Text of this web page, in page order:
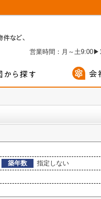
営業時間：月～土
築年数
指定しない